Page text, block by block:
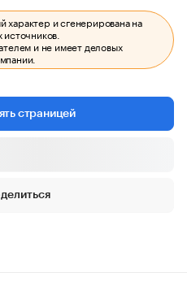
и сгенерирована на
и не имеет деловых
страницей